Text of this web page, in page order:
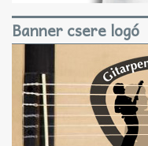
Banner csere logó